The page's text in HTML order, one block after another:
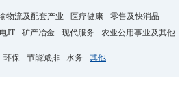
物流及配套产业 医疗健康
零售及快消品
IT 矿产冶金 现代服务 农业公用事业及其他
环保 节能减排 水务 其他